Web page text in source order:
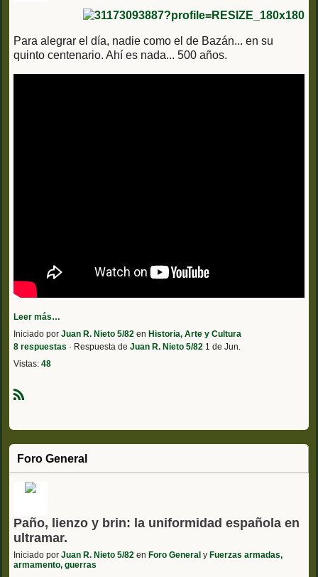
Para alegrar el día, nadie como el de Bazán... en su
quinto centenario. Ahí es nada... 500 años.
Leer más…
Iniciado por Juan R. Nieto 5/82 en Historia, Arte y Cultura
8 respuestas · Respuesta de Juan R. Nieto 5/82 1 de Jun.
Vistas: 48
S
Foro General
Paño, lienzo y brin: la uniformidad española en
ultramar.
Iniciado por Juan R. Nieto 5/82 en Foro General y Fuerzas armadas,
armamento, guerras